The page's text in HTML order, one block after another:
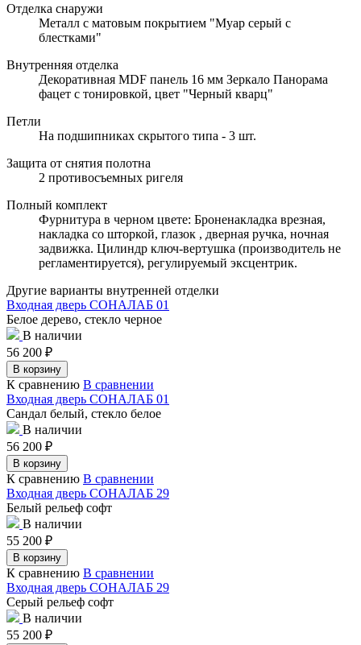
Отделка снаружи
Металл с матовым покрытием "Муар серый с
блестками"
Внутренняя отделка
Декоративная MDF панель 16 мм Зеркало Панорама
фацет с тонировкой, цвет "Черный кварц"
Петли
На подшипниках скрытого типа - 3 шт.
Защита от снятия полотна
2 противосъемных ригеля
Полный комплект
Фурнитура в черном цвете: Броненакладка врезная,
накладка со шторкой, глазок , дверная ручка, ночная
задвижка. Цилиндр ключ-вертушка (производитель не
регламентируется), регулируемый эксцентрик.
Другие варианты внутренней отделки
Входная дверь СОНАЛАБ 01
Белое дерево, стекло черное
В наличии
56 200 ₽
В корзину
К сравнению В сравнении
Входная дверь СОНАЛАБ 01
Сандал белый, стекло белое
В наличии
56 200 ₽
В корзину
К сравнению В сравнении
Входная дверь СОНАЛАБ 29
Белый рельеф софт
В наличии
55 200 ₽
В корзину
К сравнению В сравнении
Входная дверь СОНАЛАБ 29
Серый рельеф софт
В наличии
55 200 ₽